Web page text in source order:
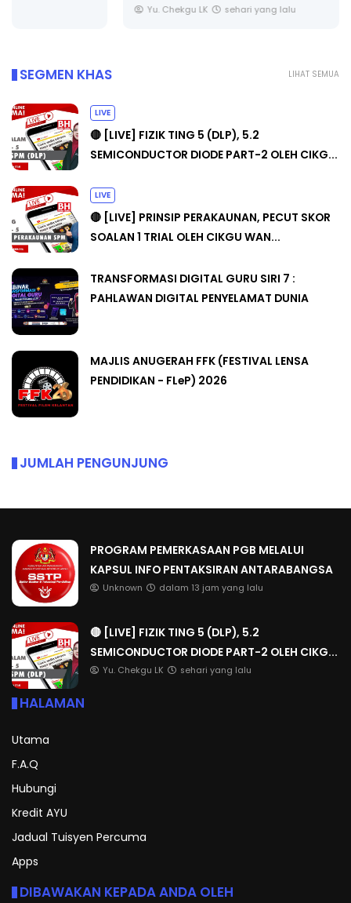
sehari yang lalu
LIHAT SEMUA
SEGMEN KHAS
LIVE
🔴 [LIVE] FIZIK TING 5 (DLP), 5.2
SEMICONDUCTOR DIODE PART-2 OLEH CIKG...
LIVE
🔴 [LIVE] PRINSIP PERAKAUNAN, PECUT SKOR
SOALAN 1 TRIAL OLEH CIKGU WAN...
TRANSFORMASI DIGITAL GURU SIRI 7 :
PAHLAWAN DIGITAL PENYELAMAT DUNIA
MAJLIS ANUGERAH FFK (FESTIVAL LENSA
PENDIDIKAN - FLeP) 2026
JUMLAH PENGUNJUNG
PROGRAM PEMERKASAAN PGB MELALUI
KAPSUL INFO PENTAKSIRAN ANTARABANGSA
Unknown dalam 13 jam yang lalu
🔴 [LIVE] FIZIK TING 5 (DLP), 5.2
SEMICONDUCTOR DIODE PART-2 OLEH CIKG...
Yu. Chekgu LK sehari yang lalu
HALAMAN
Utama
F.A.Q
Hubungi
Kredit AYU
Jadual Tuisyen Percuma
Apps
DIBAWAKAN KEPADA ANDA OLEH